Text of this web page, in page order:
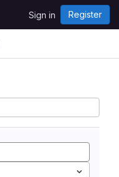
Sign in Register